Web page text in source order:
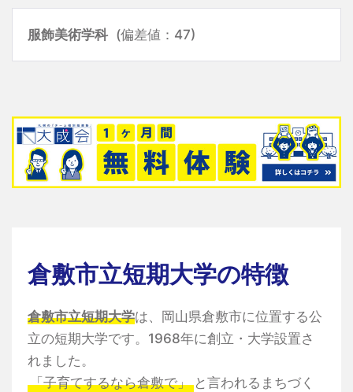
服飾美術学科 (偏差値：47)
倉敷市立短期大学の特徴
倉敷市立短期大学は、岡山県倉敷市に位置する公
立の短期大学です。1968年に創立・大学設置さ
れました。
「子育てするなら倉敷で」と言われるまちづく